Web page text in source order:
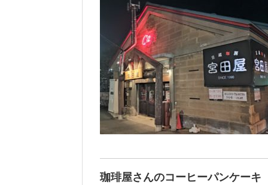
珈琲屋さんのコーヒーパンケーキ